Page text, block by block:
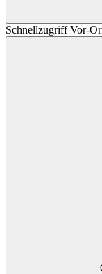
Schnellzugriff Vor-